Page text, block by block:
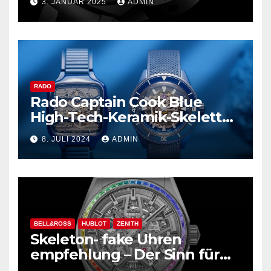
3. JANUAR 2025 ADMIN
RADO
Rado Captain Cook Blue
High-Tech-Keramik-Skelett
und mehr
8. JULI 2024 ADMIN
BELL&ROSS HUBLOT ZENITH
Skeleton- fake Uhren
empfehlung – Der Sinn für